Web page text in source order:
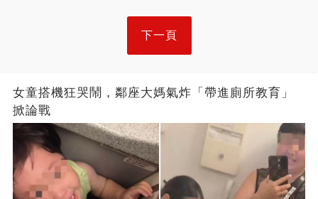
下一頁
女童搭機狂哭鬧，鄰座大媽氣炸「帶進廁所教育」
掀論戰